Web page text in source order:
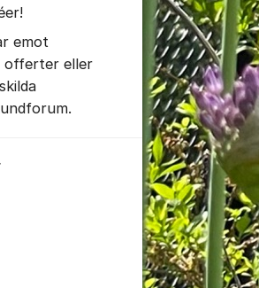
emot
offerter eller